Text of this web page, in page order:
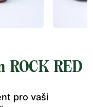
ROCK RED
pro vaši